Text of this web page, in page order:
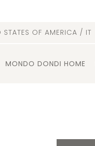
STATES OF AMERICA / IT
MONDO DONDI HOME